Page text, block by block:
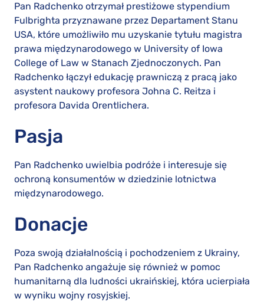
Pan Radchenko otrzymał prestiżowe stypendium
Fulbrighta przyznawane przez Departament Stanu
USA, które umożliwiło mu uzyskanie tytułu magistra
prawa międzynarodowego w University of Iowa
College of Law w Stanach Zjednoczonych. Pan
Radchenko łączył edukację prawniczą z pracą jako
asystent naukowy profesora Johna C. Reitza i
profesora Davida Orentlichera.
Pasja
Pan Radchenko uwielbia podróże i interesuje się
ochroną konsumentów w dziedzinie lotnictwa
międzynarodowego.
Donacje
Poza swoją działalnością i pochodzeniem z Ukrainy,
Pan Radchenko angażuje się również w pomoc
humanitarną dla ludności ukraińskiej, która ucierpiała
w wyniku wojny rosyjskiej.